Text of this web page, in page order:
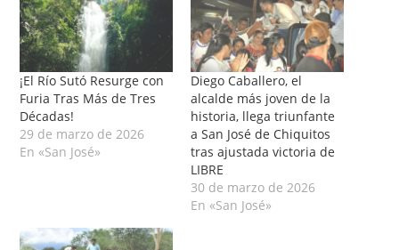
¡El Río Sutó Resurge con
Furia Tras Más de Tres
Décadas!
29 de marzo de 2026
En «San José»
Diego Caballero, el
alcalde más joven de la
historia, llega triunfante
a San José de Chiquitos
tras ajustada victoria de
LIBRE
30 de marzo de 2026
En «San José»